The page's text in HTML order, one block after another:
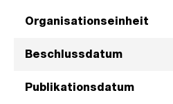
Organisationseinheit
Beschlussdatum
Publikationsdatum